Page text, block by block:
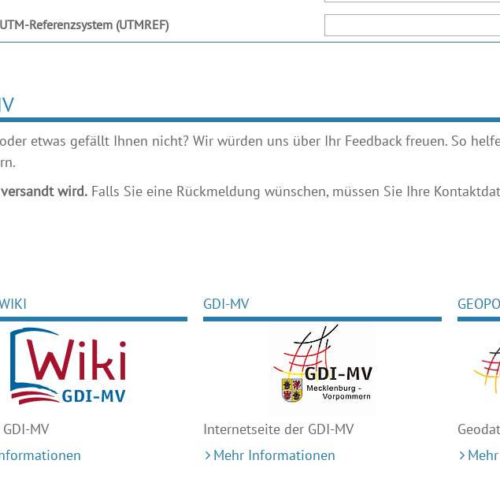
Referenzsystem (UTMREF)
etwas gefällt Ihnen nicht? Wir würden uns über Ihr Feedback freuen. So
wird.Falls Sie eine Rückmeldung wünschen, müssen Sie Ihre
MV
GDI-MV
Internetseite der GDI-MV
Mehr Informationen